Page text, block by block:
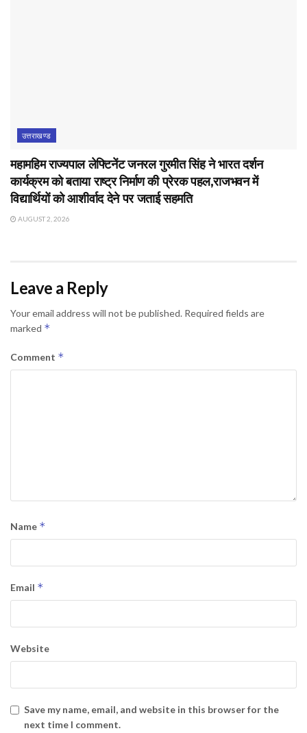
उत्तराखण्ड
महामहिम राज्यपाल लेफ्टिनेंट जनरल गुरमीत सिंह ने भारत दर्शन
कार्यक्रम को बताया राष्ट्र निर्माण की प्रेरक पहल,राजभवन में
विद्यार्थियों को आशीर्वाद देने पर जताई सहमति
AUGUST 2, 2026
Leave a Reply
Your email address will not be published. Required fields are
marked *
Comment *
Name *
Email *
Website
Save my name, email, and website in this browser for the
next time I comment.